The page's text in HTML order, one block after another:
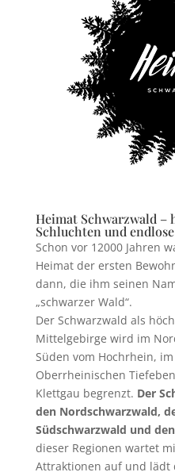
Heimat Schwarzwald –
Schluchten und
Schon vor 12000 Jahren
Heimat der ersten
dann, die ihm seinen
„schwarzer Wald“.
Der Schwarzwald als
Mittelgebirge wird im
Süden vom Hochrhein,
Oberrheinischen
Klettgau begrenzt. Der
den Nordschwarzwald,
Südschwarzwald und
dieser Regionen wartet
Attraktionen auf und lädt